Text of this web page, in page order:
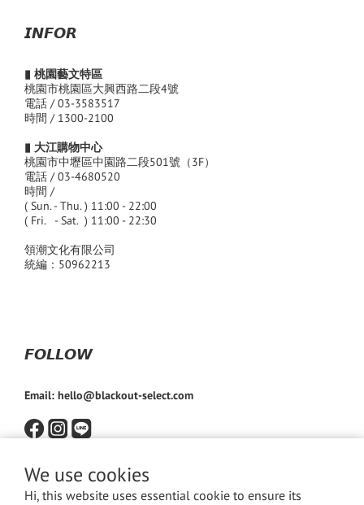
We use cookies
Hi, this website uses essential cookie to ensure its
𝙄𝙉𝙁𝙊𝙍
▮ 桃園藝文特區
桃園市桃園區大興西路二段4號
電話 / 03-3583517
時間 / 1300-2100
▮ 大江購物中心
桃園市中壢區中園路二段501號（3F）
電話 / 03-4680520
時間 /
( Sun. - Thu. ) 11:00 - 22:00
( Fri. - Sat. ) 11:00 - 22:30
領潮文化有限公司
統編：50962213
𝙁𝙊𝙇𝙇𝙊𝙒
Email: hello@blackout-select.com